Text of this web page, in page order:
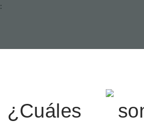
:
¿Cuáles